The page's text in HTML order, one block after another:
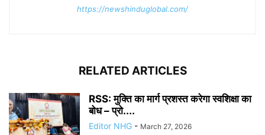
https://newshinduglobal.com/
RELATED ARTICLES
RSS: मुक्ति का मार्ग प्रशस्त करेगा स्वशिक्षा का
बोध – प्रो....
Editor NHG - March 27, 2026